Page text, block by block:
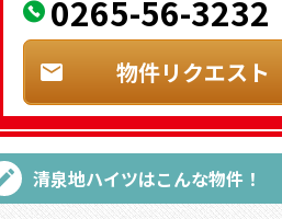
0265-56-3232
物件リクエスト
清泉地ハイツはこんな物件！